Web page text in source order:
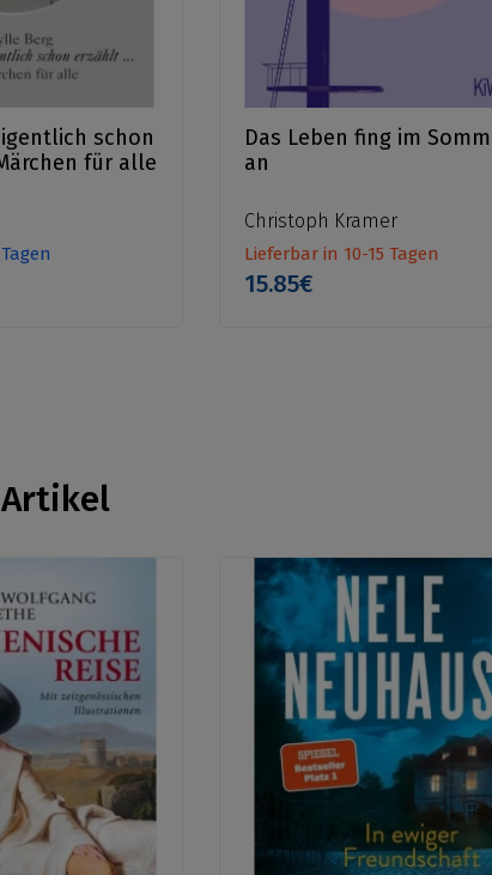
schon
für alle
Das Leben fing im
an
Christoph Kramer
Lieferbar in 10-15 Tagen
15.85€